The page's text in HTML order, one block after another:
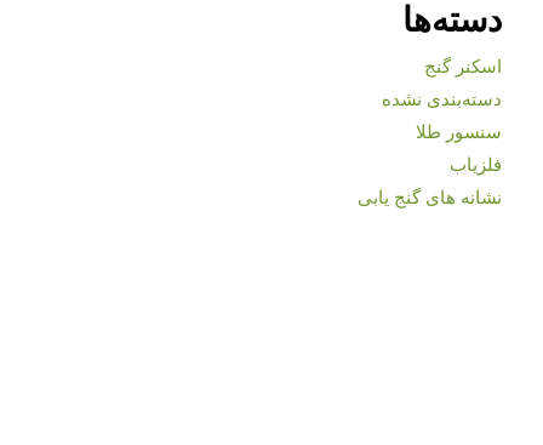
دسته‌ها
اسکنر گنج
دسته‌بندی نشده
سنسور طلا
فلزیاب
نشانه های گنج یابی